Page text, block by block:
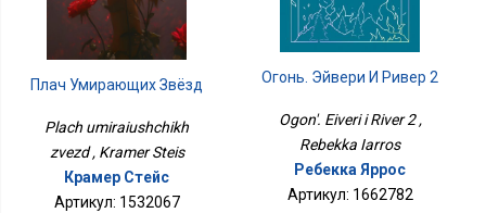
Плач Умирающих Звёзд
Plach umiraiushchikh
zvezd , Kramer Steis
Крамер Стейс
Артикул: 1532067
Огонь. Эйвери И Ривер 2
Ogon'. Eiveri i River 2 ,
Rebekka Iarros
Ребекка Яррос
Артикул: 1662782